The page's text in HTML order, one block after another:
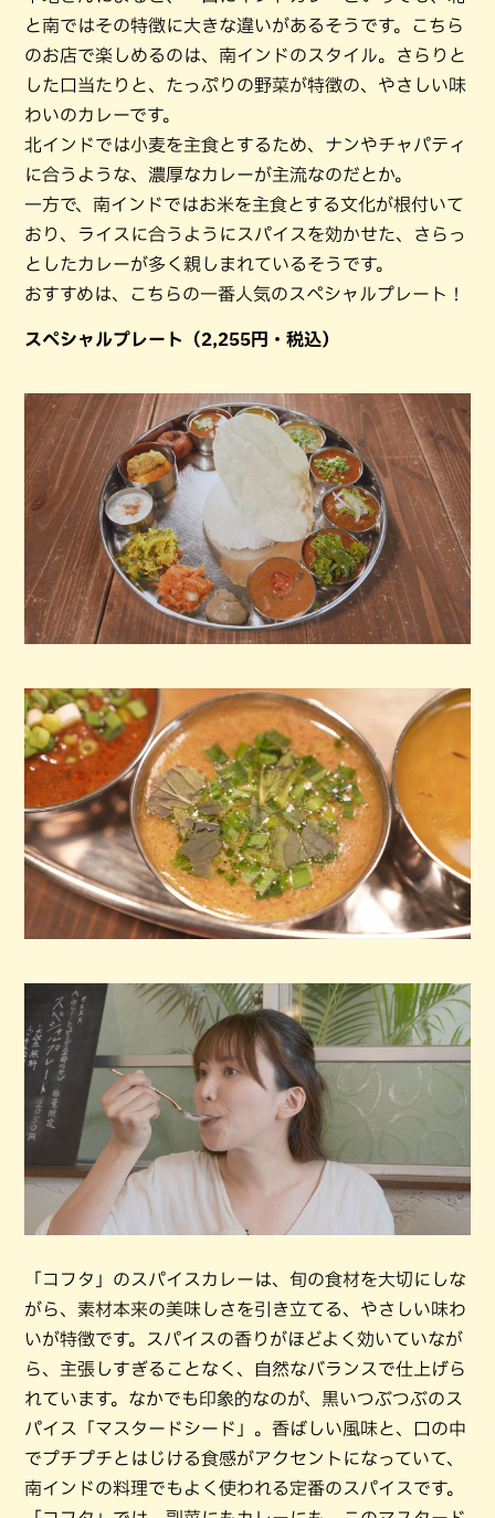
と南ではその特徴に大きな違いがあるそうです。こちら
のお店で楽しめるのは、南インドのスタイル。さらりと
した口当たりと、たっぷりの野菜が特徴の、やさしい味
わいのカレーです。
北インドでは小麦を主食とするため、ナンやチャパティ
に合うような、濃厚なカレーが主流なのだとか。
一方で、南インドではお米を主食とする文化が根付いて
おり、ライスに合うようにスパイスを効かせた、さらっ
としたカレーが多く親しまれているそうです。
おすすめは、こちらの一番人気のスペシャルプレート！
スペシャルプレート（2,255円・税込）
「コフタ」のスパイスカレーは、旬の食材を大切にしな
がら、素材本来の美味しさを引き立てる、やさしい味わ
いが特徴です。スパイスの香りがほどよく効いていなが
ら、主張しすぎることなく、自然なバランスで仕上げら
れています。なかでも印象的なのが、黒いつぶつぶのス
パイス「マスタードシード」。香ばしい風味と、口の中
でプチプチとはじける食感がアクセントになっていて、
南インドの料理でもよく使われる定番のスパイスです。